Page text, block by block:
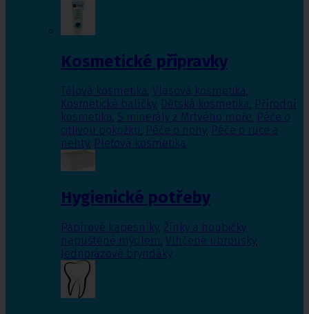
Kosmetické přípravky
Tělová kosmetika, Vlasová kosmetika,
Kosmetické balíčky, Dětská kosmetika, Přírodní
kosmetika, S minerály z Mrtvého moře, Péče o
citlivou pokožku, Péče o nohy, Péče o ruce a
nehty, Pleťová kosmetika
Hygienické potřeby
Papírové kapesníky, Žínky a houbičky
napuštěné mýdlem, Vlhčené ubrousky,
Jednorázové bryndáky